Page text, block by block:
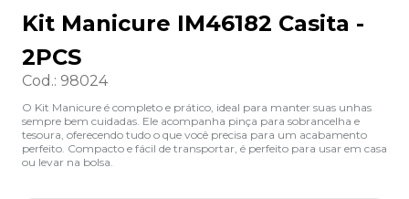
Kit Manicure IM46182 Casita -
2PCS
Cod.: 98024
O Kit Manicure é completo e prático, ideal para manter suas unhas
sempre bem cuidadas. Ele acompanha pinça para sobrancelha e
tesoura, oferecendo tudo o que você precisa para um acabamento
perfeito. Compacto e fácil de transportar, é perfeito para usar em casa
ou levar na bolsa.